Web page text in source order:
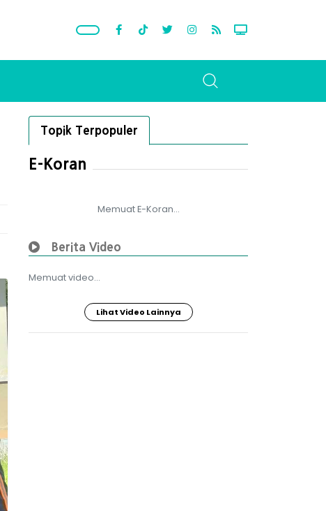
Topik Terpopuler
E-Koran
Memuat E-Koran...
Berita Video
Memuat video...
Lihat Video Lainnya